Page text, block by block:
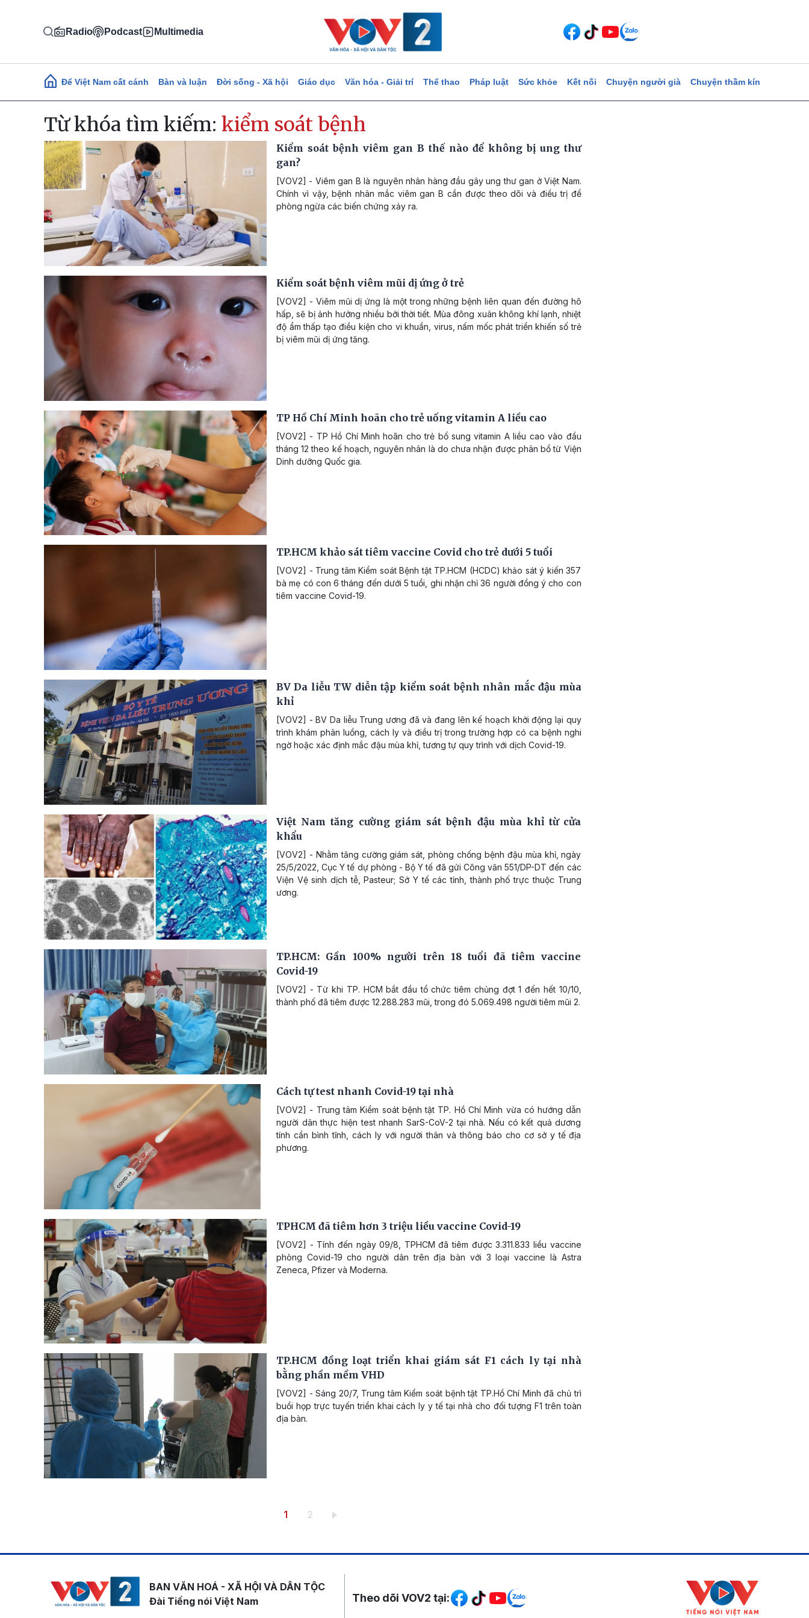
Radio Podcast Multimedia
Main navigation
Để Việt Nam cất cánh Bàn và luận Đời sống - Xã hội Giáo dục Văn hóa - Giải trí Thể thao Pháp luật Sức khỏe Kết nối Chuyện người già Chuyện thầm kín
Từ khóa tìm kiếm: kiểm soát bệnh
Kiểm soát bệnh viêm gan B thế nào để không bị ung thư
gan?
[VOV2] - Viêm gan B là nguyên nhân hàng đầu gây ung thư gan ở Việt Nam.
Chính vì vậy, bệnh nhân mắc viêm gan B cần được theo dõi và điều trị để
phòng ngừa các biến chứng xảy ra.
Kiểm soát bệnh viêm mũi dị ứng ở trẻ
[VOV2] - Viêm mũi dị ứng là một trong những bệnh liên quan đến đường hô
hấp, sẽ bị ảnh hưởng nhiều bởi thời tiết. Mùa đông xuân không khí lạnh, nhiệt
độ ẩm thấp tạo điều kiện cho vi khuẩn, virus, nấm mốc phát triển khiến số trẻ
bị viêm mũi dị ứng tăng.
TP Hồ Chí Minh hoãn cho trẻ uống vitamin A liều cao
[VOV2] - TP Hồ Chí Minh hoãn cho trẻ bổ sung vitamin A liều cao vào đầu
tháng 12 theo kế hoạch, nguyên nhân là do chưa nhận được phân bổ từ Viện
Dinh dưỡng Quốc gia.
TP.HCM khảo sát tiêm vaccine Covid cho trẻ dưới 5 tuổi
[VOV2] - Trung tâm Kiểm soát Bệnh tật TP.HCM (HCDC) khảo sát ý kiến 357
bà mẹ có con 6 tháng đến dưới 5 tuổi, ghi nhận chỉ 36 người đồng ý cho con
tiêm vaccine Covid-19.
BV Da liễu TW diễn tập kiểm soát bệnh nhân mắc đậu mùa
khỉ
[VOV2] - BV Da liễu Trung ương đã và đang lên kế hoạch khởi động lại quy
trình khám phân luồng, cách ly và điều trị trong trường hợp có ca bệnh nghi
ngờ hoặc xác định mắc đậu mùa khỉ, tương tự quy trình với dịch Covid-19.
Việt Nam tăng cường giám sát bệnh đậu mùa khỉ từ cửa
khẩu
[VOV2] - Nhằm tăng cường giám sát, phòng chống bệnh đậu mùa khỉ, ngày
25/5/2022, Cục Y tế dự phòng - Bộ Y tế đã gửi Công văn 551/DP-DT đến các
Viện Vệ sinh dịch tễ, Pasteur; Sở Y tế các tỉnh, thành phố trực thuộc Trung
ương.
TP.HCM: Gần 100% người trên 18 tuổi đã tiêm vaccine
Covid-19
[VOV2] - Từ khi TP. HCM bắt đầu tổ chức tiêm chủng đợt 1 đến hết 10/10,
thành phố đã tiêm được 12.288.283 mũi, trong đó 5.069.498 người tiêm mũi 2.
Cách tự test nhanh Covid-19 tại nhà
[VOV2] - Trung tâm Kiểm soát bệnh tật TP. Hồ Chí Minh vừa có hướng dẫn
người dân thực hiện test nhanh SarS-CoV-2 tại nhà. Nếu có kết quả dương
tính cần bình tĩnh, cách ly với người thân và thông báo cho cơ sở y tế địa
phương.
TPHCM đã tiêm hơn 3 triệu liều vaccine Covid-19
[VOV2] - Tính đến ngày 09/8, TPHCM đã tiêm được 3.311.833 liều vaccine
phòng Covid-19 cho người dân trên địa bàn với 3 loại vaccine là Astra
Zeneca, Pfizer và Moderna.
TP.HCM đồng loạt triển khai giám sát F1 cách ly tại nhà
bằng phần mềm VHD
[VOV2] - Sáng 20/7, Trung tâm Kiểm soát bệnh tật TP.Hồ Chí Minh đã chủ trì
buổi họp trực tuyến triển khai cách ly y tế tại nhà cho đối tượng F1 trên toàn
địa bàn.
Trang hiện thời
1 Trang
2
BAN VĂN HOÁ - XÃ HỘI VÀ DÂN TỘC
Đài Tiếng nói Việt Nam
Mạng xã hội
Theo dõi VOV2 tại: